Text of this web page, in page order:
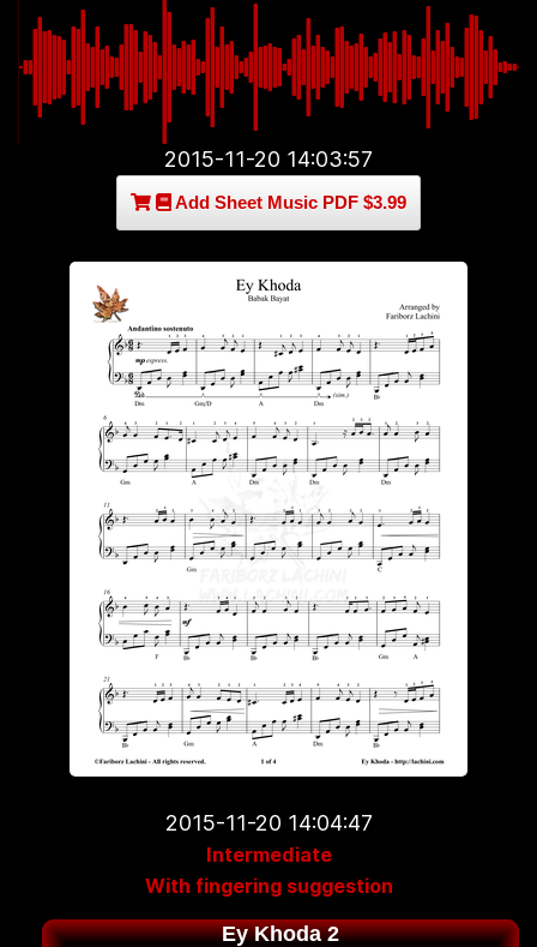
2015-11-20 14:03:57
Add Sheet Music PDF $3.99
2015-11-20 14:04:47
Intermediate
With fingering suggestion
Ey Khoda 2